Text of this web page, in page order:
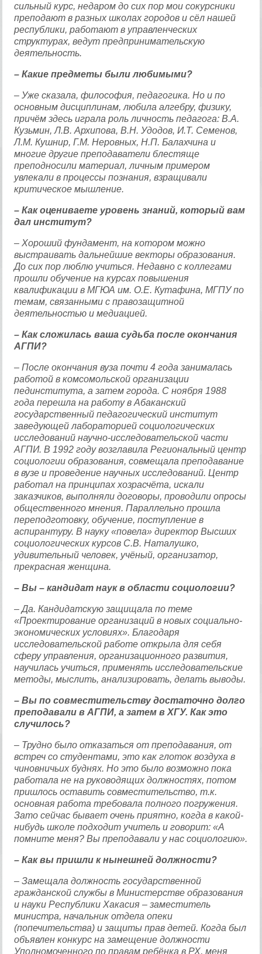
сильный курс, недаром до сих пор мои сокурсники
преподают в разных школах городов и сёл нашей
республики, работают в управленческих
структурах, ведут предпринимательскую
деятельность.
– Какие предметы были любимыми?
– Уже сказала, философия, педагогика. Но и по
основным дисциплинам, любила алгебру, физику,
причём здесь играла роль личность педагога: В.А.
Кузьмин, Л.В. Архипова, В.Н. Удодов, И.Т. Семенов,
Л.М. Кушнир, Г.М. Неровных, Н.П. Балахчина и
многие другие преподаватели блестяще
преподносили материал, личным примером
увлекали в процессы познания, взращивали
критическое мышление.
– Как оцениваете уровень знаний, который вам
дал институт?
– Хороший фундамент, на котором можно
выстраивать дальнейшие векторы образования.
До сих пор люблю учиться. Недавно с коллегами
прошли обучение на курсах повышения
квалификации в МГЮА им. О.Е. Кутафина, МГПУ по
темам, связанными с правозащитной
деятельностью и медиацией.
– Как сложилась ваша судьба после окончания
АГПИ?
– После окончания вуза почти 4 года занималась
работой в комсомольской организации
пединститута, а затем города. С ноября 1988
года перешла на работу в Абаканский
государственный педагогический институт
заведующей лабораторией социологических
исследований научно-исследовательской части
АГПИ. В 1992 году возглавила Региональный центр
социологии образования, совмещала преподавание
в вузе и проведение научных исследований. Центр
работал на принципах хозрасчёта, искали
заказчиков, выполняли договоры, проводили опросы
общественного мнения. Параллельно прошла
переподготовку, обучение, поступление в
аспирантуру. В науку «повела» директор Высших
социологических курсов С.В. Наталушко,
удивительный человек, учёный, организатор,
прекрасная женщина.
– Вы – кандидат наук в области социологии?
– Да. Кандидатскую защищала по теме
«Проектирование организаций в новых социально-
экономических условиях». Благодаря
исследовательской работе открыла для себя
сферу управления, организационного развития,
научилась учиться, применять исследовательские
методы, мыслить, анализировать, делать выводы.
– Вы по совместительству достаточно долго
преподавали в АГПИ, а затем в ХГУ. Как это
случилось?
– Трудно было отказаться от преподавания, от
встреч со студентами, это как глоток воздуха в
чиновничьих буднях. Но это было возможно пока
работала не на руководящих должностях, потом
пришлось оставить совместительство, т.к.
основная работа требовала полного погружения.
Зато сейчас бывает очень приятно, когда в какой-
нибудь школе подходит учитель и говорит: «А
помните меня? Вы преподавали у нас социологию».
– Как вы пришли к нынешней должности?
– Замещала должность государственной
гражданской службы в Министерстве образования
и науки Республики Хакасия – заместитель
министра, начальник отдела опеки
(попечительства) и защиты прав детей. Когда был
объявлен конкурс на замещение должности
Уполномоченного по правам ребёнка в РХ, меня